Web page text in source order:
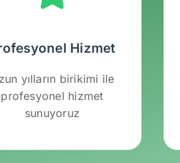
Hizmet
yılların birikimi ile
profesyonel hizmet
sunuyoruz